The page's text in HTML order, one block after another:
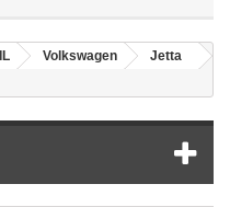
Volkswagen
Jetta